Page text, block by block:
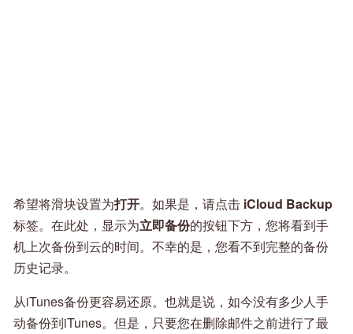
希望将滑块设置为打开。如果是，请点击 iCloud Backup
标签。在此处，显示为立即备份的按钮下方，您将看到手
机上次备份到云的时间。不幸的是，您看不到完整的备份
历史记录。
从iTunes备份更容易还原。也就是说，如今没有多少人手
动备份到iTunes。但是，只要您在删除邮件之前进行了最